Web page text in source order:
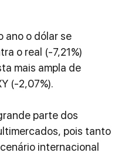
ano o dólar se
o real (-7,21%)
mais ampla de
(-2,07%).
parte dos
pois tanto
internacional